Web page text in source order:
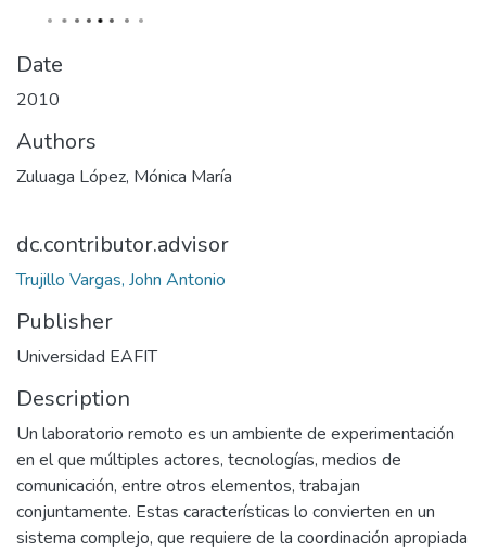
Date
2010
Authors
Zuluaga López, Mónica María
dc.contributor.advisor
Trujillo Vargas, John Antonio
Publisher
Universidad EAFIT
Description
Un laboratorio remoto es un ambiente de experimentación
en el que múltiples actores, tecnologías, medios de
comunicación, entre otros elementos, trabajan
conjuntamente. Estas características lo convierten en un
sistema complejo, que requiere de la coordinación apropiada